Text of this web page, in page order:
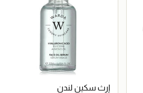
إرث سكين لندن